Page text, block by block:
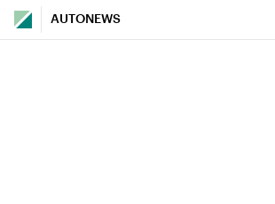
AUTONEWS